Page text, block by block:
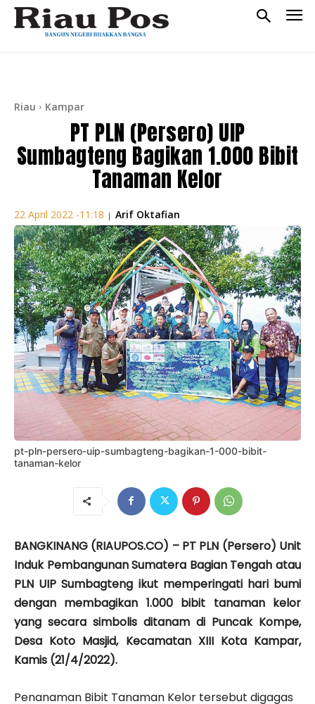
Riau Kampar
PT PLN (Persero) UIP
Sumbagteng Bagikan 1.000 Bibit
Tanaman Kelor
22 April 2022 -11:18 | Arif Oktafian
pt-pln-persero-uip-sumbagteng-bagikan-1-000-bibit-
tanaman-kelor
BANGKINANG (RIAUPOS.CO) – PT PLN (Persero) Unit
Induk Pembangunan Sumatera Bagian Tengah atau
PLN UIP Sumbagteng ikut memperingati hari bumi
dengan membagikan 1.000 bibit tanaman kelor
yang secara simbolis ditanam di Puncak Kompe,
Desa Koto Masjid, Kecamatan XIII Kota Kampar,
Kamis (21/4/2022).
Penanaman Bibit Tanaman Kelor tersebut digagas